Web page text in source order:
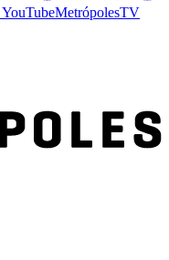
YouTubeMetrópolesTV